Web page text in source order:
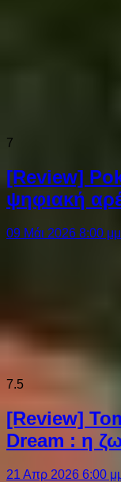
7
[Review]
ψηφιακή
09 Μάι 2026 8:00 μμ
7.5
[Review]
Dream : η
21 Απρ 2026 6:00